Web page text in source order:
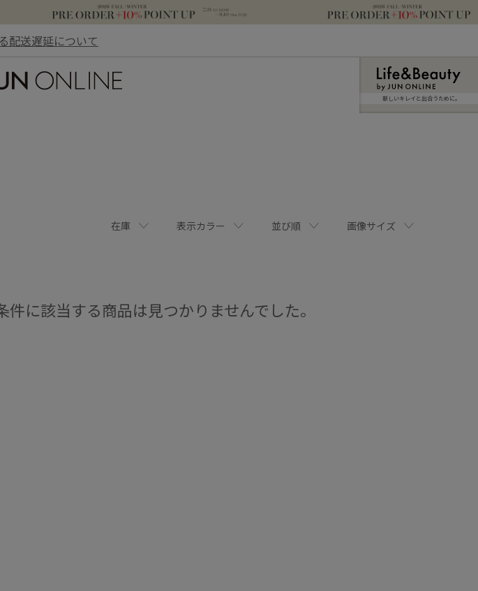
配送遅延について
新しいキレイと出合うために。
在庫 表示カラー 並び順 画像サイズ
件に該当する商品は見つかりませんでした。